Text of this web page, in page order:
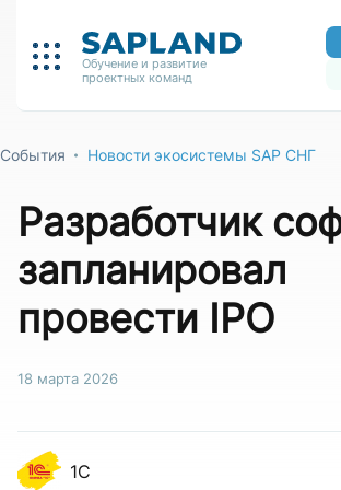
Обучение и развитие
проектных команд
События Новости экосистемы SAP СНГ
Разработчик
запланировал
провести IPO
18 марта 2026
1С